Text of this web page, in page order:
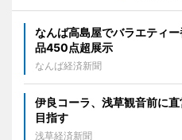
なんば高島屋でバラエティ
品450点超展示
なんば経済新聞
伊良コーラ、浅草観音前に
目指す
浅草経済新聞